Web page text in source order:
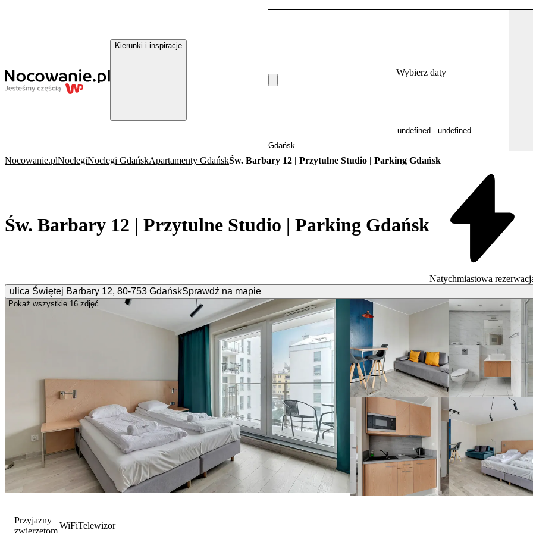
Kierunki i inspiracje
Wybierz daty
Nocowanie.plNoclegiNoclegi GdańskApartamenty GdańskŚw. Barbary 12 | Przytulne Studio | Parking Gdańsk
Św. Barbary 12 | Przytulne Studio | Parking Gdańsk
Natychmiastowa
ulica Świętej Barbary 12, 80-753 GdańskSprawdź na mapie
Pokaż wszystkie 16 zdjęć
Przyjazny
zwierzętom
WiFiTelewizor